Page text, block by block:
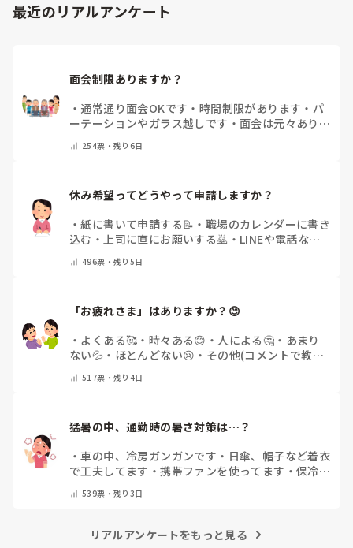
と嬉しいです。
最近のリアルアンケート
面会制限ありますか？
・ 通常通り面会OKです ・ 時間制限があります ・ パ
ーテーションやガラス越しです ・ 面会は元々ありま
254票・残り6日
休み希望ってどうやって申請しますか？
・紙に書いて申請する📝 ・ 職場のカレンダーに書き
込む ・ 上司に直にお願いする🙇 ・ LINEや電話など
496票・残り5日
「お疲れさま」はありますか？😊
・ よくある🥰 ・ 時々ある😊 ・ 人による🤔 ・ あまり
ない💦 ・ ほとんどない😢 ・ その他(コメントで教え
517票・残り4日
猛暑の中、通勤時の暑さ対策は…？
・車の中、冷房ガンガンです ・ 日傘、帽子など着衣
で工夫してます ・携帯ファンを使ってます ・ 保冷剤
ん ・その他（コメントで教えて下さい）
539票・残り3日
リアルアンケートをもっと見る